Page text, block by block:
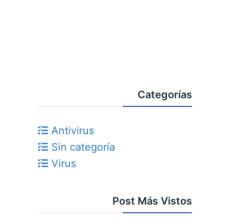
Categorías
Antivirus
Sin categoría
Virus
Post Más Vistos